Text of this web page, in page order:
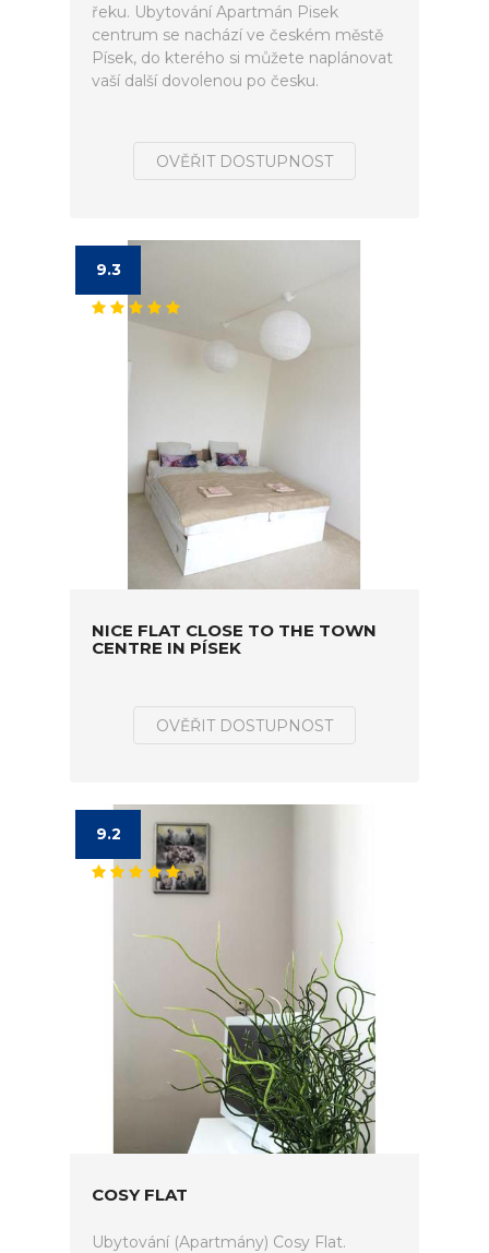
řeku. Ubytování Apartmán Pisek
centrum se nachází ve českém městě
Písek, do kterého si můžete naplánovat
vaší další dovolenou po česku.
OVĚŘIT DOSTUPNOST
9.3
NICE FLAT CLOSE TO THE TOWN
CENTRE IN PÍSEK
OVĚŘIT DOSTUPNOST
9.2
COSY FLAT
Ubytování (Apartmány) Cosy Flat.